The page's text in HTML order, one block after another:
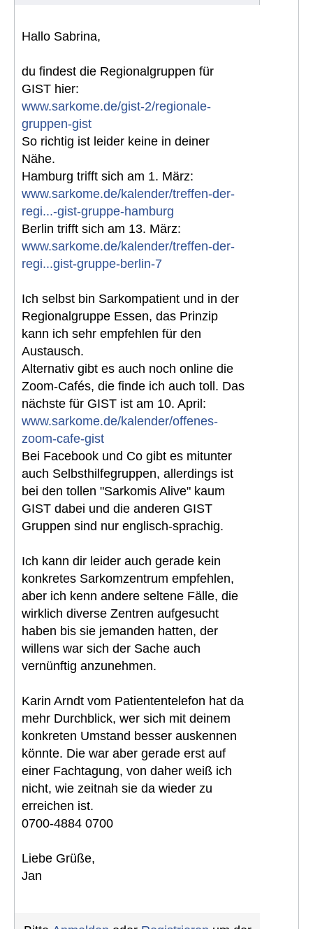
Hallo Sabrina,
du findest die Regionalgruppen für
GIST hier:
www.sarkome.de/gist-2/regionale-
gruppen-gist
So richtig ist leider keine in deiner
Nähe.
Hamburg trifft sich am 1. März:
www.sarkome.de/kalender/treffen-der-
regi...-gist-gruppe-hamburg
Berlin trifft sich am 13. März:
www.sarkome.de/kalender/treffen-der-
regi...gist-gruppe-berlin-7
Ich selbst bin Sarkompatient und in der
Regionalgruppe Essen, das Prinzip
kann ich sehr empfehlen für den
Austausch.
Alternativ gibt es auch noch online die
Zoom-Cafés, die finde ich auch toll. Das
nächste für GIST ist am 10. April:
www.sarkome.de/kalender/offenes-
zoom-cafe-gist
Bei Facebook und Co gibt es mitunter
auch Selbsthilfegruppen, allerdings ist
bei den tollen "Sarkomis Alive" kaum
GIST dabei und die anderen GIST
Gruppen sind nur englisch-sprachig.
Ich kann dir leider auch gerade kein
konkretes Sarkomzentrum empfehlen,
aber ich kenn andere seltene Fälle, die
wirklich diverse Zentren aufgesucht
haben bis sie jemanden hatten, der
willens war sich der Sache auch
vernünftig anzunehmen.
Karin Arndt vom Patiententelefon hat da
mehr Durchblick, wer sich mit deinem
konkreten Umstand besser auskennen
könnte. Die war aber gerade erst auf
einer Fachtagung, von daher weiß ich
nicht, wie zeitnah sie da wieder zu
erreichen ist.
0700-4884 0700
Liebe Grüße,
Jan